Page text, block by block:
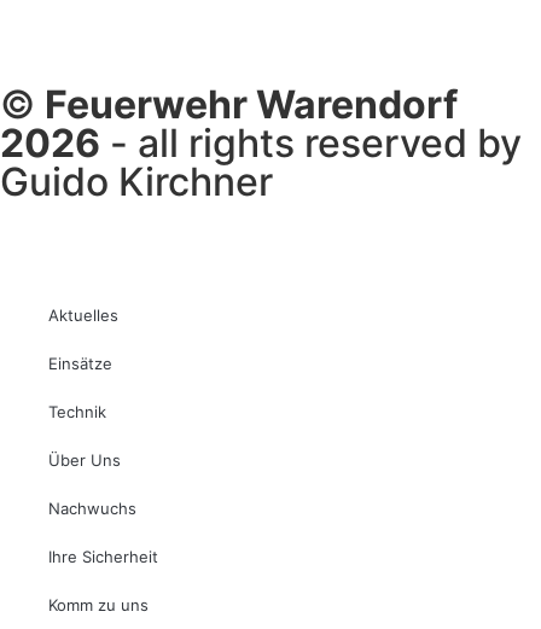
© Feuerwehr Warendorf
2026 - all rights reserved by
Guido Kirchner
Aktuelles
Einsätze
Technik
Über Uns
Nachwuchs
Ihre Sicherheit
Komm zu uns